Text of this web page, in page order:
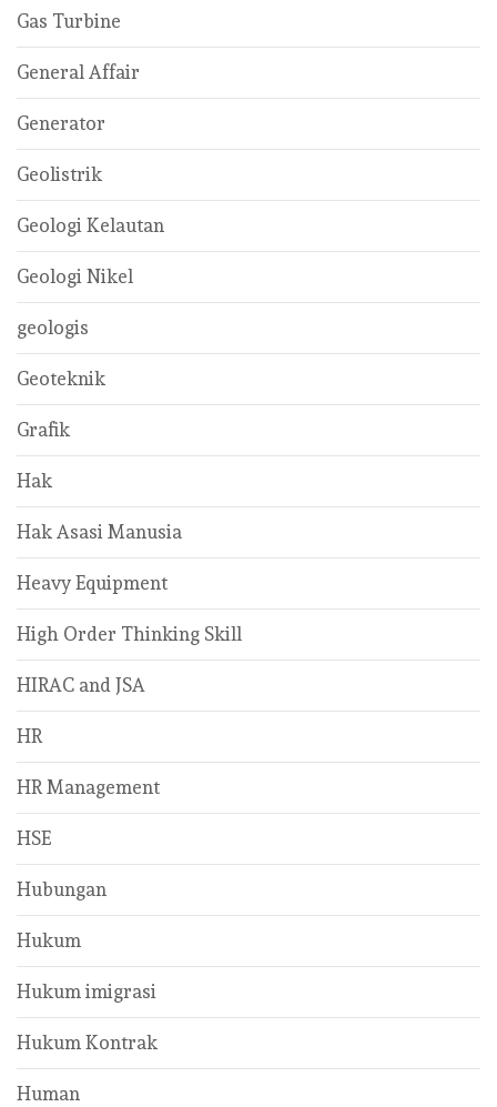
Gas Turbine
General Affair
Generator
Geolistrik
Geologi Kelautan
Geologi Nikel
geologis
Geoteknik
Grafik
Hak
Hak Asasi Manusia
Heavy Equipment
High Order Thinking Skill
HIRAC and JSA
HR
HR Management
HSE
Hubungan
Hukum
Hukum imigrasi
Hukum Kontrak
Human